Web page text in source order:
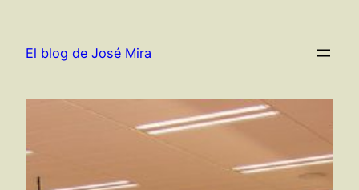
contenido
El blog de José Mira